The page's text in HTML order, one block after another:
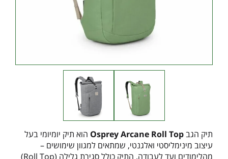
תיק הגבOsprey Arcane Roll Top הוא תיק יומיומי בעל
עיצוב מינימליסטי ואלגנטי, שמתאים למגוון שימושים –
מהלימודים ועד לעבודה. התיק כולל סגירת גלילה (Roll Top)